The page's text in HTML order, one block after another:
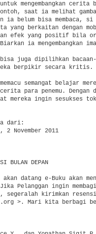
mengembangkan cerita
saat ia melihat
ia belum bisa membaca, si
yang berkaitan dengan
efek yang positif bila
ia mengembangkan
bisa juga dipilihkan bacaan-
berpikir secara kritis.
semangat belajar
para penemu. Dengan
mereka ingin sesukses
dari:
2 November 2011
BULAN DEPAN
datang e-Buku akan
Pelanggan ingin
segeralah kirimkan
>. Mari kita berbagi